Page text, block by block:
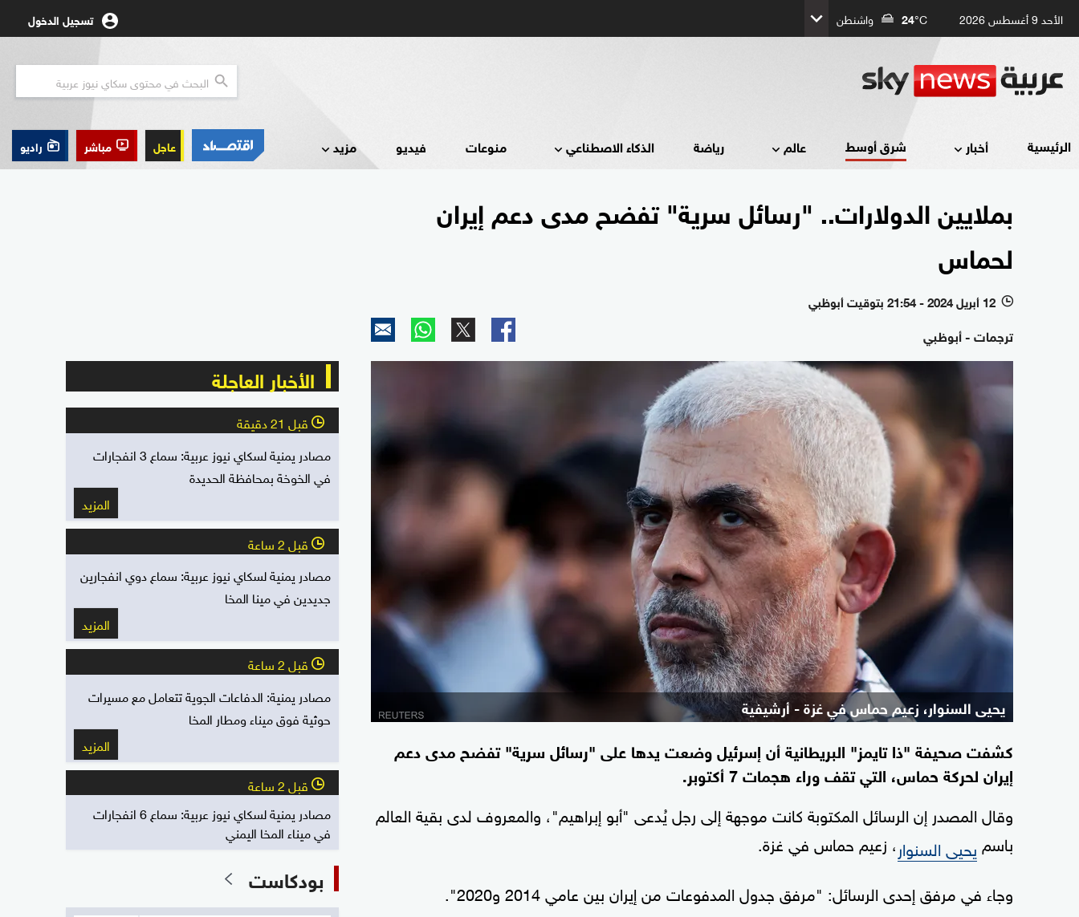
الأحد 9 أغسطس 2026 24°C واشنطن تسجيل الدخول
الرئيسية أخبار شرق أوسط عالم رياضة الذكاء الاصطناعي منوعات فيديو مزيد عاجل مباشر راديو
بملايين الدولارات.. "رسائل سرية" تفضح مدى دعم إيران
لحماس
l 12 أبريل 2024 - 21:54 بتوقيت أبوظبي
ترجمات - أبوظبي
يحيى السنوار، زعيم حماس في غزة - أرشيفية
كشفت صحيفة "ذا تايمز" البريطانية أن إسرئيل وضعت يدها على "رسائل سرية" تفضح مدى دعم
إيران لحركة حماس، التي تقف وراء هجمات 7 أكتوبر.
وقال المصدر إن الرسائل المكتوبة كانت موجهة إلى رجل يُدعى "أبو إبراهيم"، والمعروف لدى بقية العالم
باسم يحيى السنوار، زعيم حماس في غزة.
وجاء في مرفق إحدى الرسائل: "مرفق جدول المدفوعات من إيران بين عامي 2014 و2020".
الأخبار العاجلة
l قبل 21 دقيقة
مصادر يمنية لسكاي نيوز عربية: سماع 3 انفجارات
في الخوخة بمحافظة الحديدة
المزيد
l قبل 2 ساعة
مصادر يمنية لسكاي نيوز عربية: سماع دوي انفجارين
جديدين في مينا المخا
المزيد
l قبل 2 ساعة
مصادر يمنية: الدفاعات الجوية تتعامل مع مسيرات
حوثية فوق ميناء ومطار المخا
المزيد
l قبل 2 ساعة
مصادر يمنية لسكاي نيوز عربية: سماع 6 انفجارات
في ميناء المخا اليمني
بودكاست